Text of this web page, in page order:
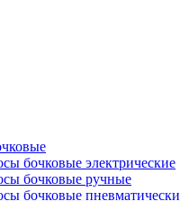
бочковые электрические
бочковые ручные
бочковые